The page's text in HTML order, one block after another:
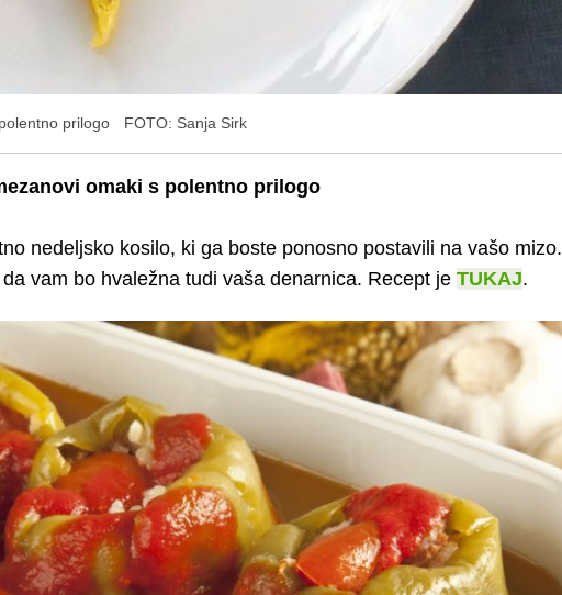
prilogo FOTO: Sanja Sirk
omaki s polentno prilogo
nedeljsko kosilo, ki ga boste ponosno postavili na vašo mizo.
vam bo hvaležna tudi vaša denarnica. Recept je TUKAJ.